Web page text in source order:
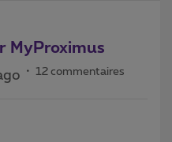
MyProximus
12 commentaires